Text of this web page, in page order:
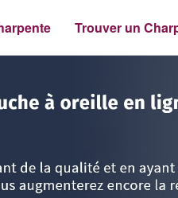
Trouver un